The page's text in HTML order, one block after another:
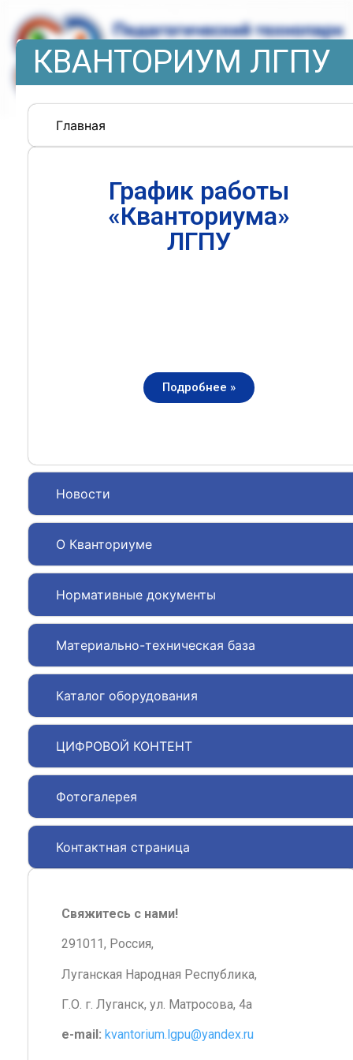
КВАНТОРИУМ ЛГПУ
Главная
Новости
О Кванториуме
Нормативные документы
Материально-техническая база
Каталог оборудования
ЦИФРОВОЙ КОНТЕНТ
Фотогалерея
Контактная страница
График работы
«Кванториума»
ЛГПУ
Подробнее »
Свяжитесь с нами!
291011, Россия,
Луганская Народная Республика,
Г.О. г. Луганск, ул. Матросова, 4а
e-mail: kvantorium.lgpu@yandex.ru